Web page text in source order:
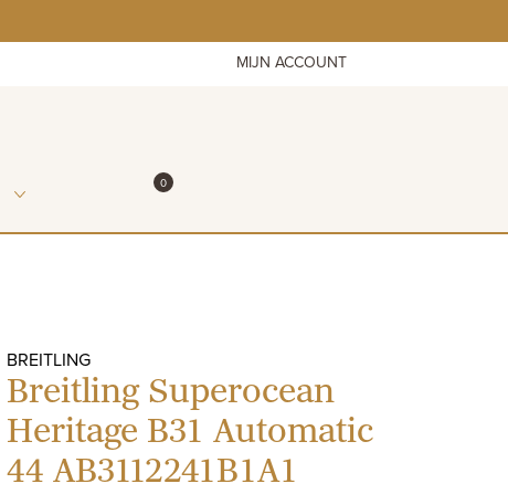
MIJN ACCOUNT
WINKELMAND
0ITEMS IN WINKELMAND
BREITLING
Breitling Superocean
Heritage B31 Automatic
44 AB3112241B1A1